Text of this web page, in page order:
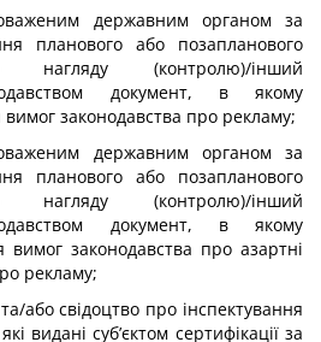
державним органом за
планового або позапланового
нагляду (контролю)/інший
документ, в якому
законодавства про рекламу;
державним органом за
планового або позапланового
нагляду (контролю)/інший
документ, в якому
вимог законодавства про азартні
рекламу;
або свідоцтво про інспектування
видані суб’єктом сертифікації за